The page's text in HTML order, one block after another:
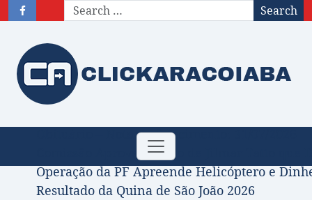
Search
Toggle
navigation
Obituário – Nota de falecimento: 31/07/2026
Comissão Aprova Projeto de Jilmar Tatto
Operação da PF Apreende Helicóptero e
Resultado da Quina de São João 2026